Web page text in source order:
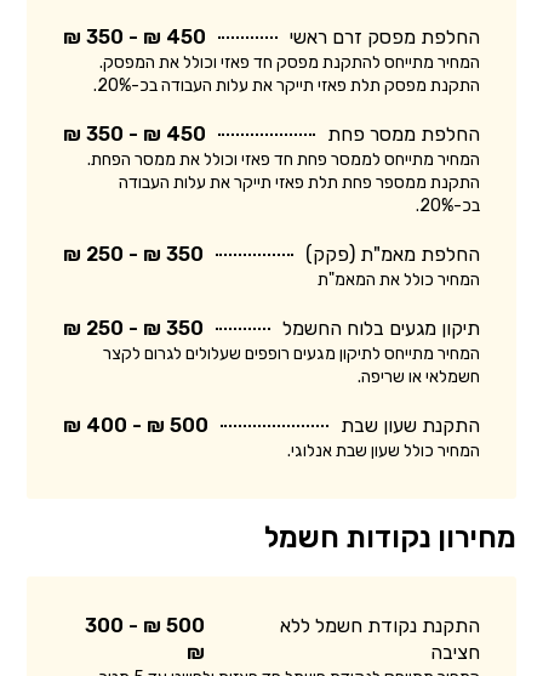
החלפת מפסק זרם ראשי 450 ₪ - 350 ₪
המחיר מתייחס להתקנת מפסק חד פאזי וכולל את המפסק.
התקנת מפסק תלת פאזי תייקר את עלות העבודה בכ-20%.
החלפת ממסר פחת 450 ₪ - 350 ₪
המחיר מתייחס לממסר פחת חד פאזי וכולל את ממסר הפחת.
התקנת ממספר פחת תלת פאזי תייקר את עלות העבודה
בכ-20%.
החלפת מאמ"ת (פקק) 350 ₪ - 250 ₪
המחיר כולל את המאמ"ת
תיקון מגעים בלוח החשמל 350 ₪ - 250 ₪
המחיר מתייחס לתיקון מגעים רופפים שעלולים לגרום לקצר
חשמלאי או שריפה.
התקנת שעון שבת 500 ₪ - 400 ₪
המחיר כולל שעון שבת אנלוגי.
מחירון נקודות חשמל
התקנת נקודת חשמל ללא
חציבה
500 ₪ - 300
₪